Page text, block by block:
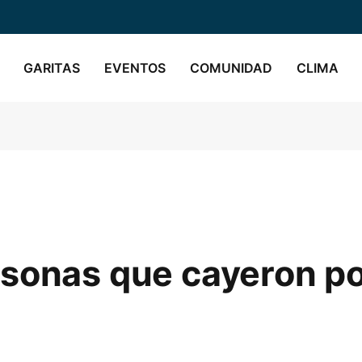
GARITAS EVENTOS COMUNIDAD CLIMA
que cayeron